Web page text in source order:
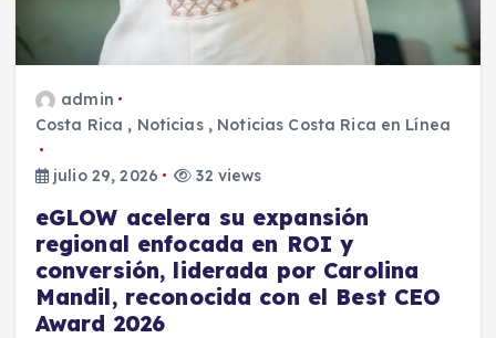
admin
Costa Rica , Noticias, Noticias Costa Rica en Línea
julio 29, 2026 32 views
eGLOW acelera su expansión
regional enfocada en ROI y
conversión, liderada por Carolina
Mandil, reconocida con el Best CEO
Award 2026